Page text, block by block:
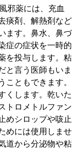
邪薬には、充血
痰剤、解熱剤など
ます。鼻水、鼻づ
症の症状を一時的
を投与します。粘
と言う医師もいま
こともできます。
くします。乾いた
トロメトルファン
めシロップや咳止
めには使用しませ
道から分泌物や粘